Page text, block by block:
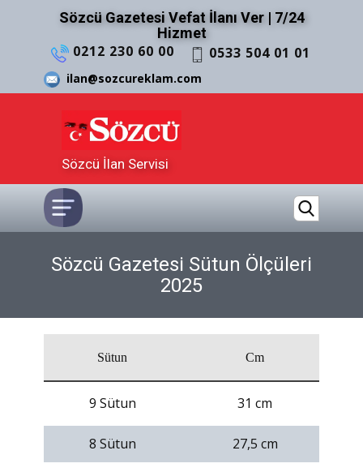
Sözcü Gazetesi Vefat İlanı Ver | 7/24
Hizmet
0212 230 60 00 0533 504 01 01
ilan@sozcureklam.com
Sözcü İlan Servisi
Sözcü Gazetesi Sütun Ölçüleri
2025
Sütun Cm
9 Sütun 31 cm
8 Sütun 27,5 cm